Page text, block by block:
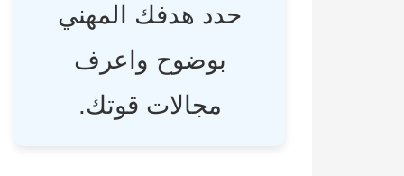
حدد هدفك المهني
بوضوح واعرف
مجالات قوتك.